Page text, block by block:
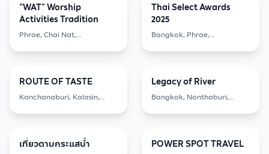
2565
“WAT” Worship
Activities Tradition
Phrae, Chai Nat,
Nakhon Phanom, Nan, Buri
Rayong, Songkhla,
Saraburi, Surat Thani
2568
Thai Select Awards
2025
Bangkok, Phrae,
Khon Kaen, Chai Nat,
Nayok, Nakhon Pathom,
Nakhon Ratchasima,
Nakhon Sawan,
Nonthaburi, Nan, Buri Ram,
Ayutthaya, Phichit,
Phitsanulok, Phetchaburi,
2566
ROUTE OF TASTE
Kanchanaburi, Kalasin,
Chiang Rai, Chiang Mai,
Nakhon Ratchasima, Nan,
Phetchaburi, Phuket,
2565
Legacy of River
Bangkok, Nonthaburi,
Si Ayutthaya
2565
เที่ยวตามกระแสน้ำ 2565
POWER SPOT TRAVEL